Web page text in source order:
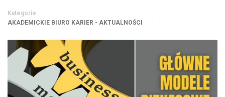
Kategorie
AKADEMICKIE BIURO KARIER - AKTUALNOŚCI